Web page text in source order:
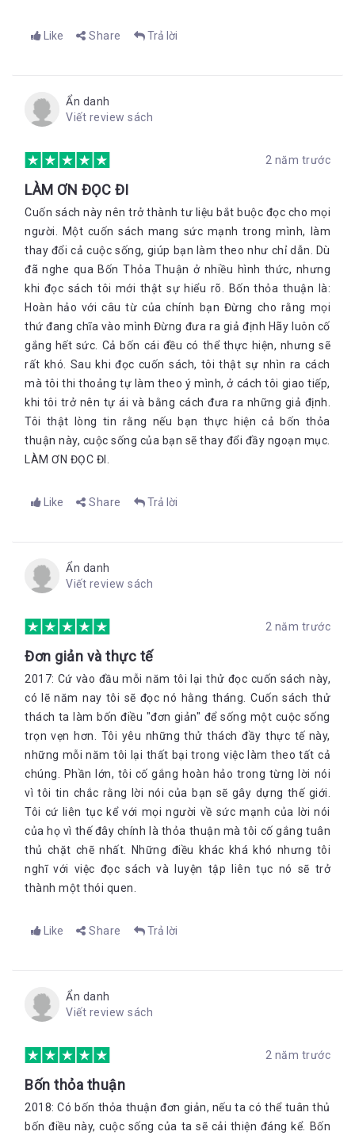
Like Share Trả lời
Ẩn danh
Viết review sách
2 năm trước
LÀM ƠN ĐỌC ĐI
Cuốn sách này nên trở thành tư liệu bắt buộc đọc cho mọi
người. Một cuốn sách mang sức mạnh trong mình, làm
thay đổi cả cuộc sống, giúp bạn làm theo như chỉ dẫn. Dù
đã nghe qua Bốn Thỏa Thuận ở nhiều hình thức, nhưng
khi đọc sách tôi mới thật sự hiểu rõ. Bốn thỏa thuận là:
Hoàn hảo với câu từ của chính bạn Đừng cho rằng mọi
thứ đang chĩa vào mình Đừng đưa ra giả định Hãy luôn cố
gắng hết sức. Cả bốn cái đều có thể thực hiện, nhưng sẽ
rất khó. Sau khi đọc cuốn sách, tôi thật sự nhìn ra cách
mà tôi thi thoảng tự làm theo ý mình, ở cách tôi giao tiếp,
khi tôi trở nên tự ái và bằng cách đưa ra những giả định.
Tôi thật lòng tin rằng nếu bạn thực hiện cả bốn thỏa
thuận này, cuộc sống của bạn sẽ thay đổi đầy ngoạn mục.
LÀM ƠN ĐỌC ĐI.
Like Share Trả lời
Ẩn danh
Viết review sách
2 năm trước
Đơn giản và thực tế
2017: Cứ vào đầu mỗi năm tôi lại thử đọc cuốn sách này,
có lẽ năm nay tôi sẽ đọc nó hằng tháng. Cuốn sách thử
thách ta làm bốn điều "đơn giản" để sống một cuộc sống
trọn vẹn hơn. Tôi yêu những thử thách đầy thực tế này,
những mỗi năm tôi lại thất bại trong việc làm theo tất cả
chúng. Phần lớn, tôi cố gắng hoàn hảo trong từng lời nói
vì tôi tin chắc rằng lời nói của bạn sẽ gây dựng thế giới.
Tôi cứ liên tục kể với mọi người về sức mạnh của lời nói
của họ vì thế đây chính là thỏa thuận mà tôi cố gắng tuân
thủ chặt chẽ nhất. Những điều khác khá khó nhưng tôi
nghĩ với việc đọc sách và luyện tập liên tục nó sẽ trở
thành một thói quen.
Like Share Trả lời
Ẩn danh
Viết review sách
2 năm trước
Bốn thỏa thuận
2018: Có bốn thỏa thuận đơn giản, nếu ta có thể tuân thủ
bốn điều này, cuộc sống của ta sẽ cải thiện đáng kể. Bốn